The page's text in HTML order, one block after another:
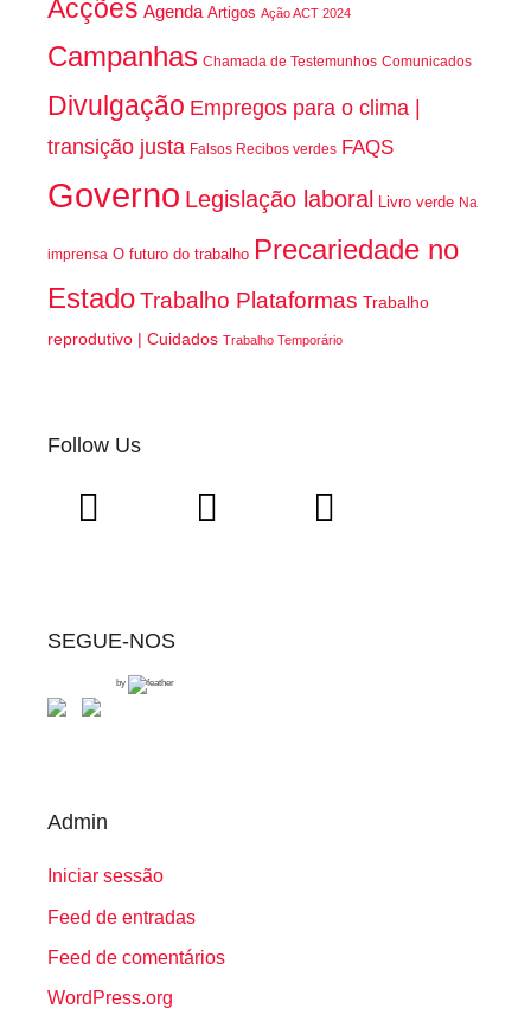
Acções Agenda Artigos Ação ACT 2024
Campanhas Chamada de Testemunhos Comunicados
Divulgação Empregos para o clima |
transição justa Falsos Recibos verdes FAQS
Governo Legislação laboral Livro verde Na
imprensa O futuro do trabalho Precariedade no
EstadoTrabalho Plataformas Trabalho
reprodutivo | Cuidados Trabalho Temporário
Follow Us
SEGUE-NOS
by
Admin
Iniciar sessão
Feed de entradas
Feed de comentários
WordPress.org